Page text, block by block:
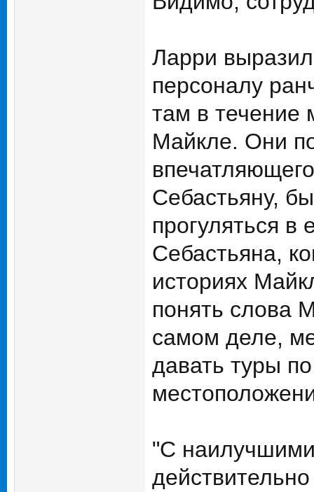
Ларри
персоналу
там в течение
Майкле. Они
Себастьяну,
прогуляться в
Себастьяна,
историях
понять слова
самом деле,
давать туры
"С